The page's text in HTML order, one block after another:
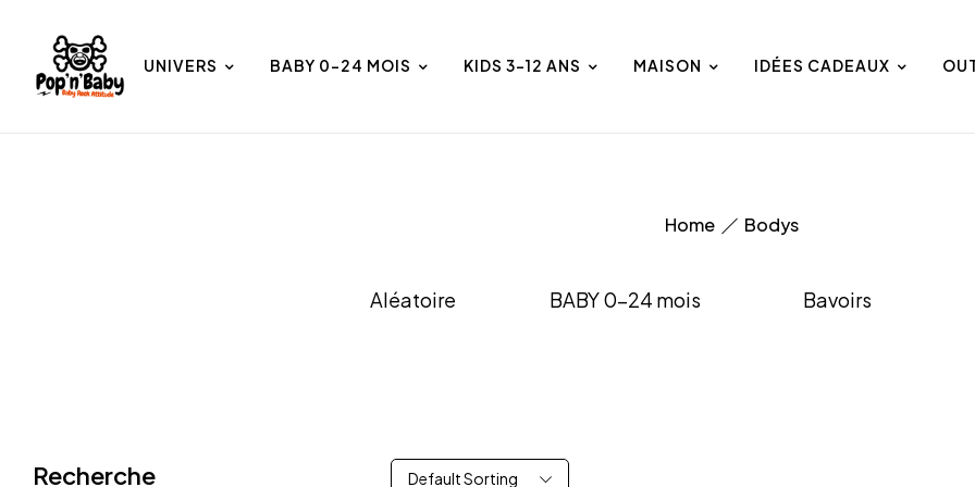
UNIVERS BABY 0-24 MOIS KIDS 3-12 ANS MAISON IDÉES CADEAUX
Home Bodys
Aléatoire BABY 0-24 mois Bavoirs
Recherche Default Sorting